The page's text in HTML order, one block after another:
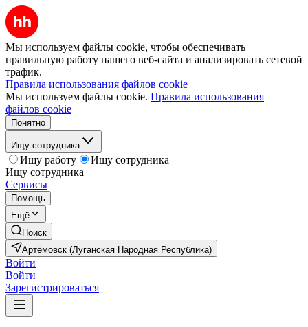
Мы используем файлы cookie, чтобы обеспечивать
правильную работу нашего веб-сайта и анализировать сетевой
трафик.
Правила использования файлов cookie
Мы используем файлы cookie. Правила использования
файлов cookie
Понятно
Ищу сотрудника
Ищу работу
Ищу сотрудника
Ищу сотрудника
Сервисы
Помощь
Ещё
Поиск
Артёмовск (Луганская Народная Республика)
Войти
Войти
Зарегистрироваться